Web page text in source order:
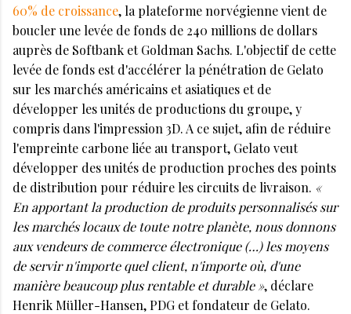
60% de croissance, la plateforme norvégienne vient de
boucler une levée de fonds de 240 millions de dollars
auprès de Softbank et Goldman Sachs. L'objectif de cette
levée de fonds est d'accélérer la pénétration de Gelato
sur les marchés américains et asiatiques et de
développer les unités de productions du groupe, y
compris dans l'impression 3D. A ce sujet, afin de réduire
l'empreinte carbone liée au transport, Gelato veut
développer des unités de production proches des points
de distribution pour réduire les circuits de livraison. «
En apportant la production de produits personnalisés sur
les marchés locaux de toute notre planète, nous donnons
aux vendeurs de commerce électronique (…) les moyens
de servir n'importe quel client, n'importe où, d'une
manière beaucoup plus rentable et durable », déclare
Henrik Müller-Hansen, PDG et fondateur de Gelato.